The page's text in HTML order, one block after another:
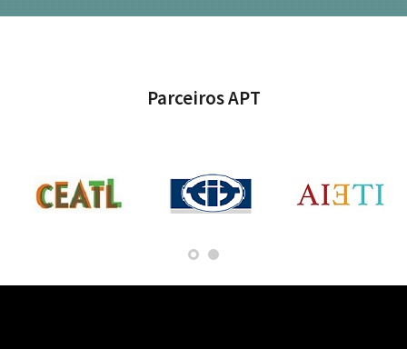
Parceiros APT